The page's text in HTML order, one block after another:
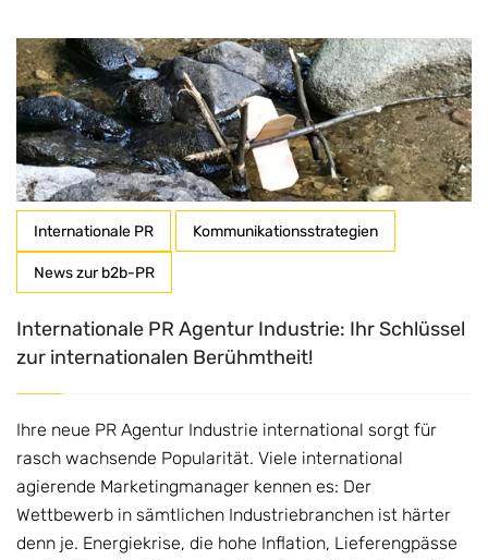
Internationale PR Kommunikationsstrategien
News zur b2b-PR
Internationale PR Agentur Industrie: Ihr Schlüssel
zur internationalen Berühmtheit!
Ihre neue PR Agentur Industrie international sorgt für
rasch wachsende Popularität. Viele international
agierende Marketingmanager kennen es: Der
Wettbewerb in sämtlichen Industriebranchen ist härter
denn je. Energiekrise, die hohe Inflation, Lieferengpässe